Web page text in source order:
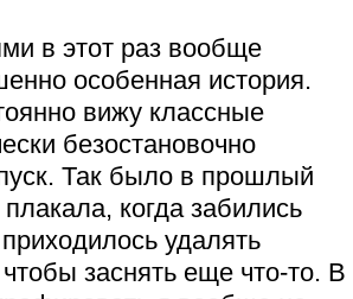
в этот раз вообще
особенная история.
вижу классные
безостановочно
Так было в прошлый
когда забились
удалять
чтобы заснять еще что-то. В